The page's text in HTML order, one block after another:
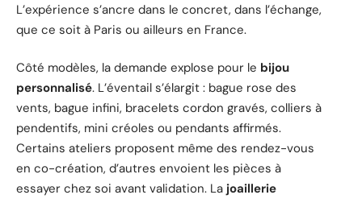
L’expérience s’ancre dans le concret, dans l’échange,
que ce soit à Paris ou ailleurs en France.
Côté modèles, la demande explose pour le bijou
personnalisé. L’éventail s’élargit : bague rose des
vents, bague infini, bracelets cordon gravés, colliers à
pendentifs, mini créoles ou pendants affirmés.
Certains ateliers proposent même des rendez-vous
en co-création, d’autres envoient les pièces à
essayer chez soi avant validation. La joaillerie